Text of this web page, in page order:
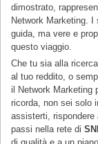
dimostrato,
Network Marketing. I
guida, ma vere e
questo viaggio.
Che tu sia alla
al tuo reddito, o
il Network Marketing
ricorda, non sei solo
assisterti, rispondere
passi nella rete di